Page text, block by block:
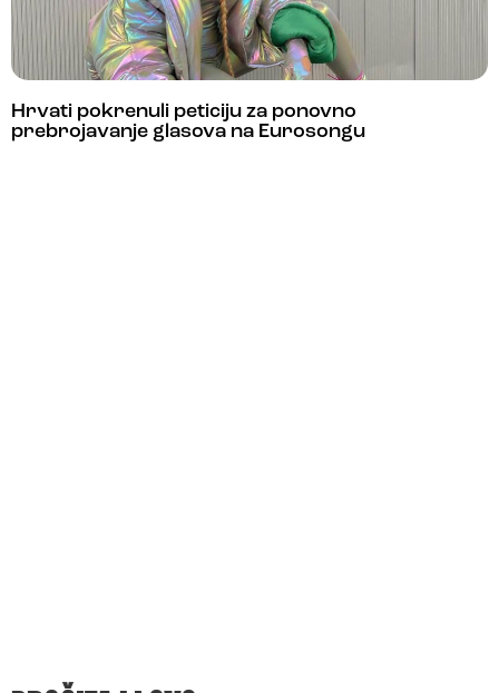
Hrvati pokrenuli peticiju za ponovno
prebrojavanje glasova na Eurosongu